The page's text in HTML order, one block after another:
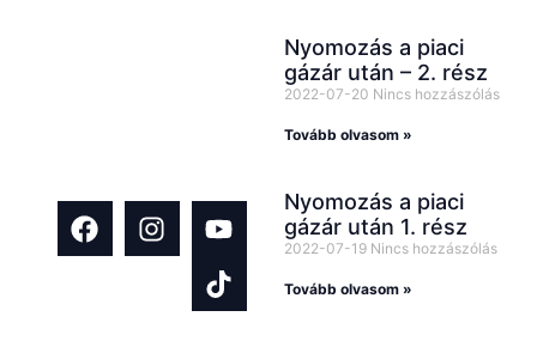
Nyomozás a piaci
gázár után – 2. rész
2022-07-20 Nincs hozzászólás
Tovább olvasom »
Nyomozás a piaci
gázár után 1. rész
2022-07-19 Nincs hozzászólás
Tovább olvasom »